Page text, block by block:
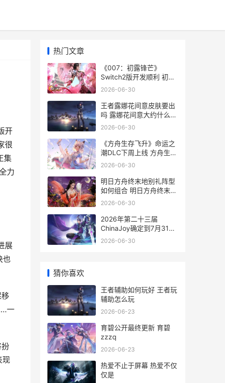
开
很
集
力
展
也
一
现
热门文章
《007：初露锋芒》
Switch2版开发顺利 初露
锋芒游戏
2026-06-30
王者露娜花间意皮肤要出
吗 露娜花间意大约什么时
候出
2026-06-30
《方舟生存飞升》命运之
潮DLC下周上线 方舟生存
飞升汉化补丁
2026-06-30
明日方舟终末地别礼阵型
如何组合 明日方舟终末地
国际服
2026-06-30
2026年第二十三届
ChinaJoy确定到7月31日
“和AI同游”引领全球数字
2026-06-30
猜你喜欢
王者辅助如何玩好 王者玩
辅助怎么玩
2026-06-23
育碧公开最终更新 育碧
zzzq
2026-06-23
热爱不止于屏幕 热爱不仅
仅是